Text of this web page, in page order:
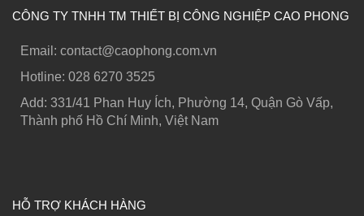
CÔNG TY TNHH TM THIẾT BỊ CÔNG NGHIỆP CAO PHONG
Email: contact@caophong.com.vn
Hotline: ‭028 6270 3525
Add: 331/41 Phan Huy Ích, Phường 14, Quận Gò Vấp,
Thành phố Hồ Chí Minh, Việt Nam
HỖ TRỢ KHÁCH HÀNG